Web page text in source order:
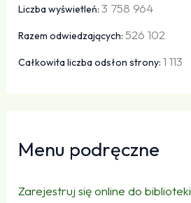
Liczba wyświetleń:3 758 964
Razem odwiedzających:526 102
Całkowita liczba odsłon strony:1 113
Menu podręczne
Zarejestruj się online do biblioteki